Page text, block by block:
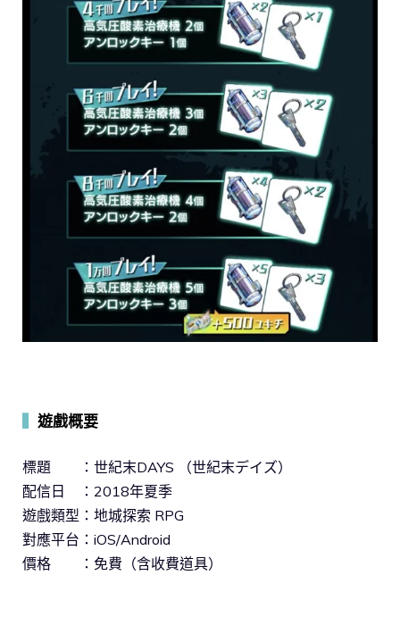
遊戲概要
標題 ：世紀末DAYS （世紀末デイズ）
配信日 ：2018年夏季
遊戲類型：地城探索 RPG
對應平台：iOS/Android
價格 ：免費（含收費道具）